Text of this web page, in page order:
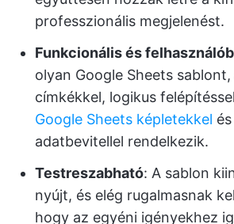
professzionális megjelenést.
Funkcionális és
olyan Google Sheets
címkékkel, logikus
Google Sheets képletekkel
adatbevitellel rendelkezik.
Testreszabható: A sablon
nyújt, és elég rugalmasnak
hogy az egyéni igényekhez